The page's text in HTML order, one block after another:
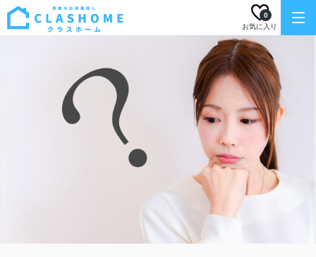
お気に入り
0